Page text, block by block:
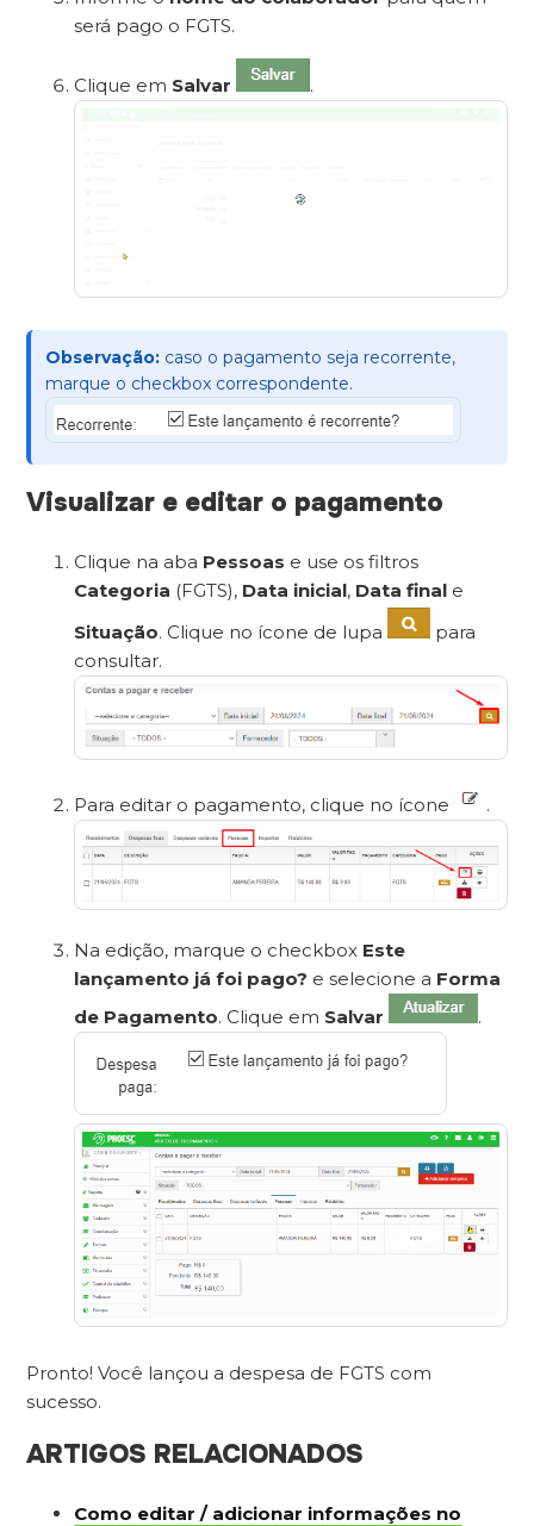
será pago o FGTS.
Clique em Salvar .
Observação: caso o pagamento seja recorrente,
marque o checkbox correspondente.
Visualizar e editar o pagamento
Clique na aba Pessoas e use os filtros
Categoria (FGTS), Data inicial, Data final e
Situação. Clique no ícone de lupa
para
consultar.
Para editar o pagamento, clique no ícone .
Na edição, marque o checkbox Este
lançamento já foi pago? e selecione a Forma
de Pagamento. Clique em Salvar .
Pronto! Você lançou a despesa de FGTS com
sucesso.
ARTIGOS RELACIONADOS
Como editar / adicionar informações no